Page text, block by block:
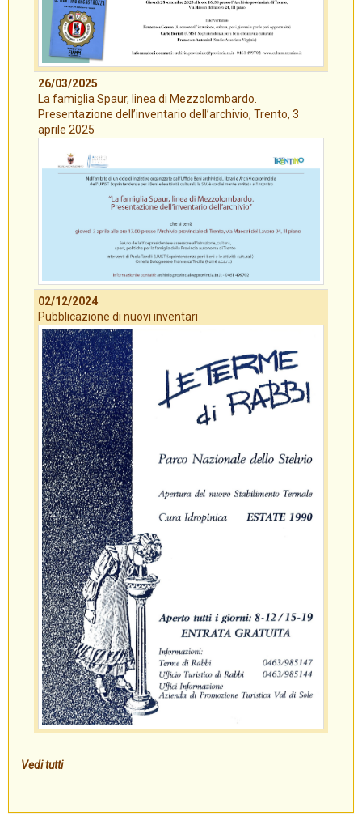
26/03/2025
La famiglia Spaur, linea di Mezzolombardo.
Presentazione dell’inventario dell’archivio, Trento, 3
aprile 2025
02/12/2024
Pubblicazione di nuovi inventari
Vedi tutti